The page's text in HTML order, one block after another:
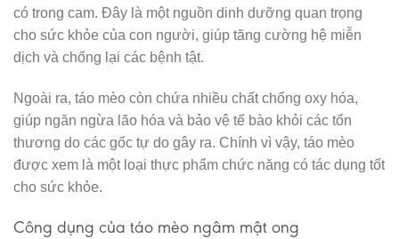
có trong cam. Đây là một nguồn dinh dưỡng quan trọng
cho sức khỏe của con người, giúp tăng cường hệ miễn
dịch và chống lại các bệnh tật.
Ngoài ra, táo mèo còn chứa nhiều chất chống oxy hóa,
giúp ngăn ngừa lão hóa và bảo vệ tế bào khỏi các tổn
thương do các gốc tự do gây ra. Chính vì vậy, táo mèo
được xem là một loại thực phẩm chức năng có tác dụng tốt
cho sức khỏe.
Công dụng của táo mèo ngâm mật ong